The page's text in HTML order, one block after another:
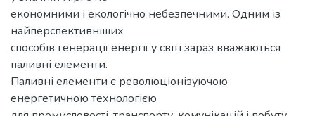
економними і екологічно небезпечними. Одним із
найперспективніших
способів генерації енергії у світі зараз вважаються
паливні елементи.
Паливні елементи є революціонізуючою
енергетичною технологією